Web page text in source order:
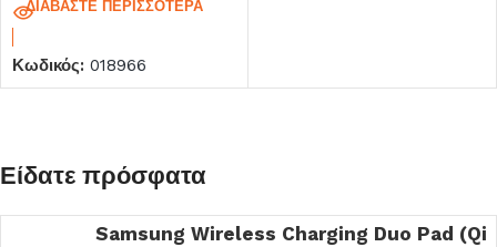
ΔΙΑΒΆΣΤΕ ΠΕΡΙΣΣΌΤΕΡΑ
Κωδικός: 018966
Είδατε πρόσφατα
Samsung Wireless Charging Duo Pad (Qi